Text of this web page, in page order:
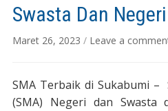
Swasta Dan
Maret 26, 2023 / Leave a
SMA Terbaik di Sukabumi –
(SMA) Negeri dan Swasta